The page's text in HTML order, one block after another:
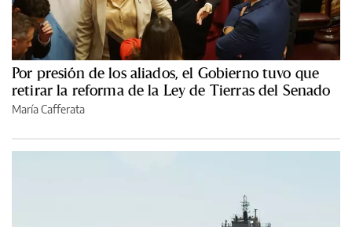
Por presión de los aliados, el Gobierno tuvo que
retirar la reforma de la Ley de Tierras del Senado
María Cafferata